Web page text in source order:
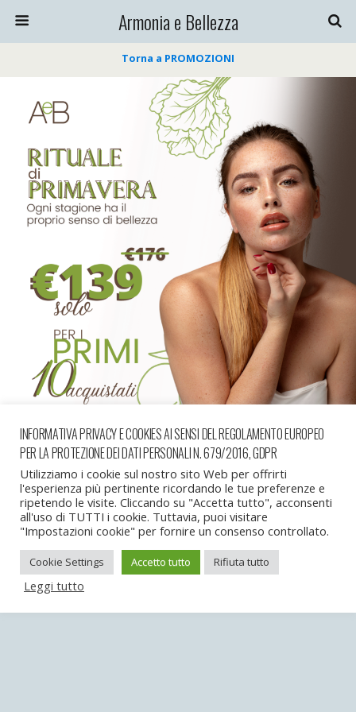
Armonia e Bellezza
Torna a PROMOZIONI
« precedente in galleria successiva in galleria »
Torna su
Dispositivo Portatile Pc Desktop
INFORMATIVA PRIVACY E COOKIES AI SENSI DEL REGOLAMENTO EUROPEO
PER LA PROTEZIONE DEI DATI PERSONALI N. 679/2016, GDPR
Utilizziamo i cookie sul nostro sito Web per offrirti
l'esperienza più pertinente ricordando le tue preferenze e
ripetendo le visite. Cliccando su "Accetta tutto", acconsenti
all'uso di TUTTI i cookie. Tuttavia, puoi visitare
"Impostazioni cookie" per fornire un consenso controllato.
Cookie Settings Accetto tutto Rifiuta tutto
Leggi tutto